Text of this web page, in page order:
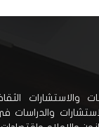
والاستشارات
والدراسات